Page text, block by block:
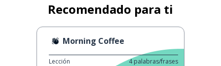
Recomendado para ti
Morning Coffee
Lección 4 palabras/frases